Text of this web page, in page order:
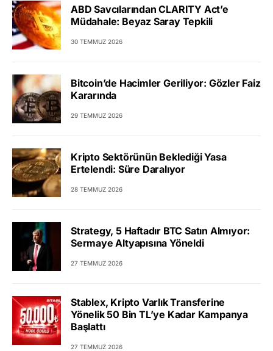
ABD Savcılarından CLARITY Act’e
Müdahale: Beyaz Saray Tepkili
30 TEMMUZ 2026
Bitcoin’de Hacimler Geriliyor: Gözler Faiz
Kararında
29 TEMMUZ 2026
Kripto Sektörünün Beklediği Yasa
Ertelendi: Süre Daralıyor
28 TEMMUZ 2026
Strategy, 5 Haftadır BTC Satın Almıyor:
Sermaye Altyapısına Yöneldi
27 TEMMUZ 2026
Stablex, Kripto Varlık Transferine
Yönelik 50 Bin TL’ye Kadar Kampanya
Başlattı
27 TEMMUZ 2026